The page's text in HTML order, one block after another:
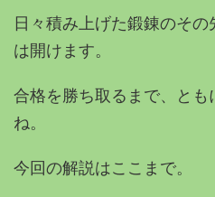
日々積み上げた鍛錬のそ
は開けます。
合格を勝ち取るまで、とも
ね。
今回の解説はここまで。